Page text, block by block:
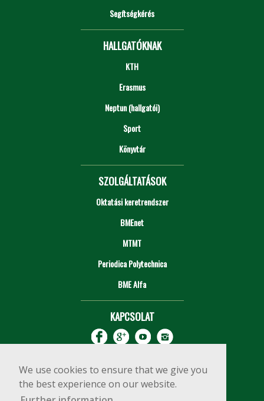
We use cookies to ensure that we give you
the best experience on our website.
Segítségkérés
HALLGATÓKNAK
KTH
Erasmus
Neptun (hallgatói)
Sport
Könyvtár
SZOLGÁLTATÁSOK
Oktatási keretrendszer
BMEnet
MTMT
Periodica Polytechnica
BME Alfa
KAPCSOLAT